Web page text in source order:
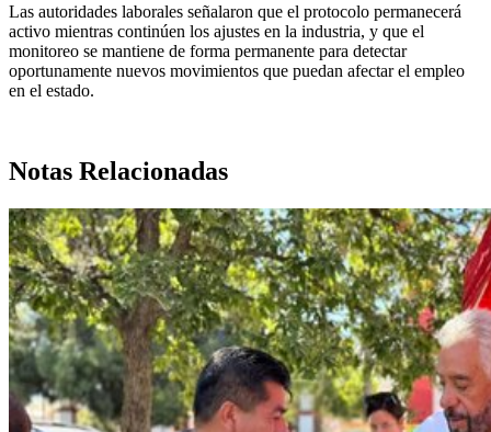
Las autoridades laborales señalaron que el protocolo permanecerá
activo mientras continúen los ajustes en la industria, y que el
monitoreo se mantiene de forma permanente para detectar
oportunamente nuevos movimientos que puedan afectar el empleo
en el estado.
Notas Relacionadas